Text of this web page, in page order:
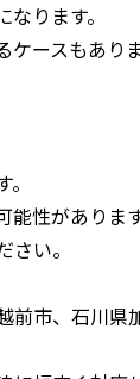
ります。
ースもありま
性がありま
い。
市、石川